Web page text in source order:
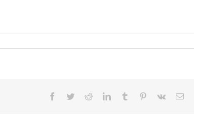
Facebook
TwitterRedditLinkedInTumblr Pinterest
Vk
Correo